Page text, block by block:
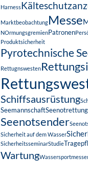
Harness
MarktbeobachtungMesse
NOrmungsgremienPatronen
Produktsicherheit
Pyrotechnische
Rettugnswesten
Schiffsausrüstung
Seemannschaft
Seenotsender
Sicherheit auf dem Wasser
SicherheitsseminarStudie
Wartung